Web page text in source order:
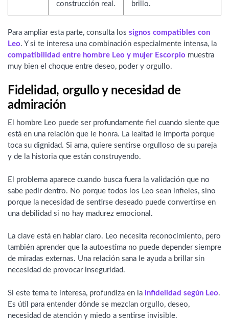
construcción real.
brillo.
Para ampliar esta parte, consulta los signos compatibles con
Leo. Y si te interesa una combinación especialmente intensa, la
compatibilidad entre hombre Leo y mujer Escorpio muestra
muy bien el choque entre deseo, poder y orgullo.
Fidelidad, orgullo y necesidad de
admiración
El hombre Leo puede ser profundamente fiel cuando siente que
está en una relación que le honra. La lealtad le importa porque
toca su dignidad. Si ama, quiere sentirse orgulloso de su pareja
y de la historia que están construyendo.
El problema aparece cuando busca fuera la validación que no
sabe pedir dentro. No porque todos los Leo sean infieles, sino
porque la necesidad de sentirse deseado puede convertirse en
una debilidad si no hay madurez emocional.
La clave está en hablar claro. Leo necesita reconocimiento, pero
también aprender que la autoestima no puede depender siempre
de miradas externas. Una relación sana le ayuda a brillar sin
necesidad de provocar inseguridad.
Si este tema te interesa, profundiza en la infidelidad según Leo.
Es útil para entender dónde se mezclan orgullo, deseo,
necesidad de atención y miedo a sentirse invisible.